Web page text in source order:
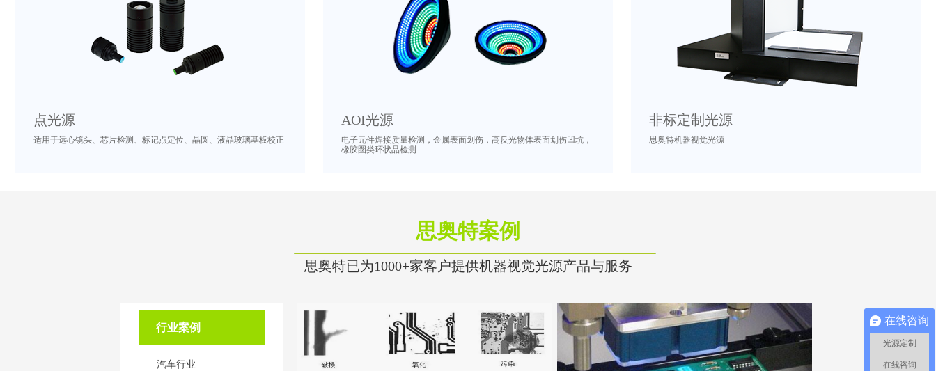
点光源
适用于远心镜头、芯片检测、标记点定位、晶圆、液晶玻璃基板校正
AOI光源
电子元件焊接质量检测，金属表面划伤，高反光物体表面划伤凹坑，
橡胶圈类环状品检测
非标定制光源
思奥特机器视觉光源
思奥特案例
思奥特已为1000+家客户提供机器视觉光源产品与服务
行业案例
汽车行业
在线咨询
光源定制
在线咨询